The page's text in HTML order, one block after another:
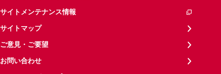
サイトメンテナンス情報
サイトマップ
ご意見・ご要望
お問い合わせ